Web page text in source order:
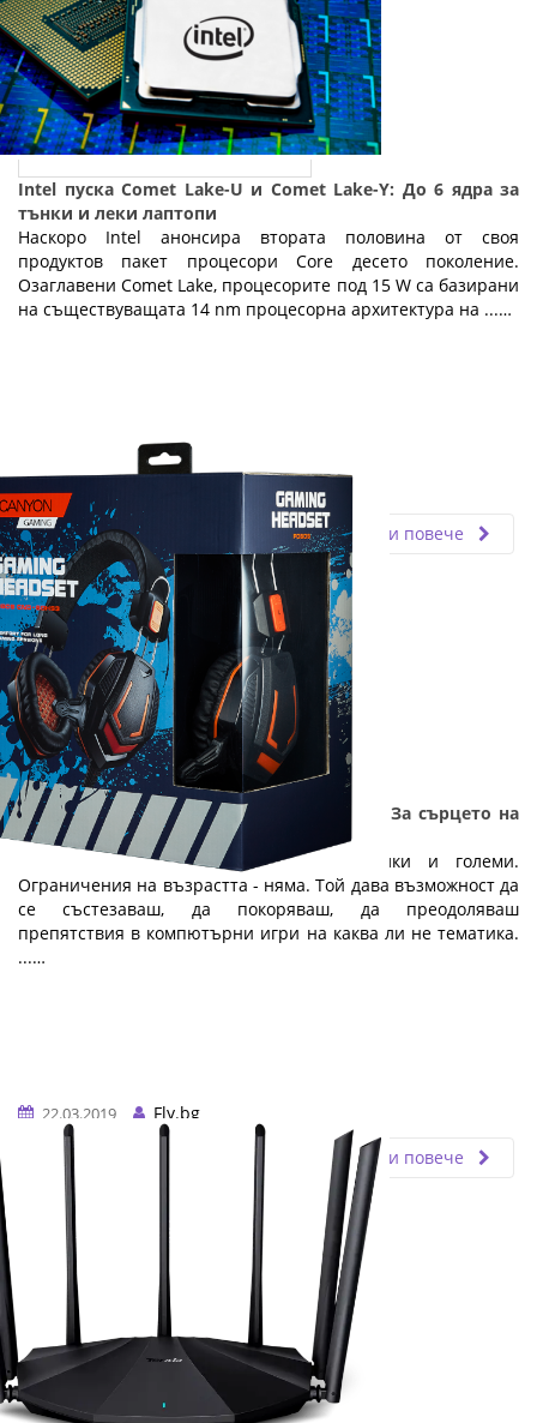
Intel пуска Comet Lake-U и Comet Lake-Y: До 6 ядра за
тънки и леки лаптопи
Наскоро Intel анонсира втората половина от своя
продуктов пакет процесори Core десето поколение.
Озаглавени Comet Lake, процесорите под 15 W са базирани
на съществуващата 14 nm процесорна архитектура на ...…
24.09.2019
Прочети повече
ТОП 6 гейминг компютри и аксесоари - За сърцето на
един геймър: Част 1
Геймингът е увлечение, спорт за малки и големи.
Ограничения на възрастта - няма. Той дава възможност да
се състезаваш, да покоряваш, да преодоляваш
препятствия в компютърни игри на каква ли не тематика.
...…
22.03.2019
Fly.bg
Прочети повече